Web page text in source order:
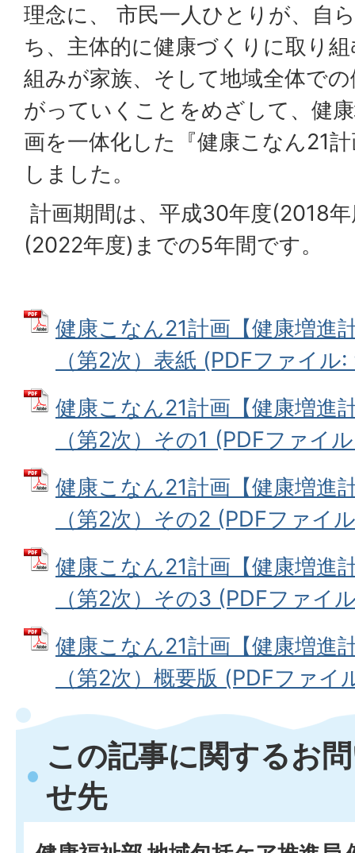
理念に、 市民一人ひとりが、自
ち、主体的に健康づくりに取り
組みが家族、そして地域全体で
がっていくことをめざして、健
画を一体化した『健康こなん21
しました。
計画期間は、平成30年度(2018
(2022年度)までの5年間です。
健康こなん21計画【健康増進
（第2次）表紙 (PDFファイル
健康こなん21計画【健康増進
（第2次）その1 (PDFファイ
健康こなん21計画【健康増進
（第2次）その2 (PDFファイ
健康こなん21計画【健康増進
（第2次）その3 (PDFファイ
健康こなん21計画【健康増進
（第2次）概要版 (PDFファイ
この記事に関するお
せ先